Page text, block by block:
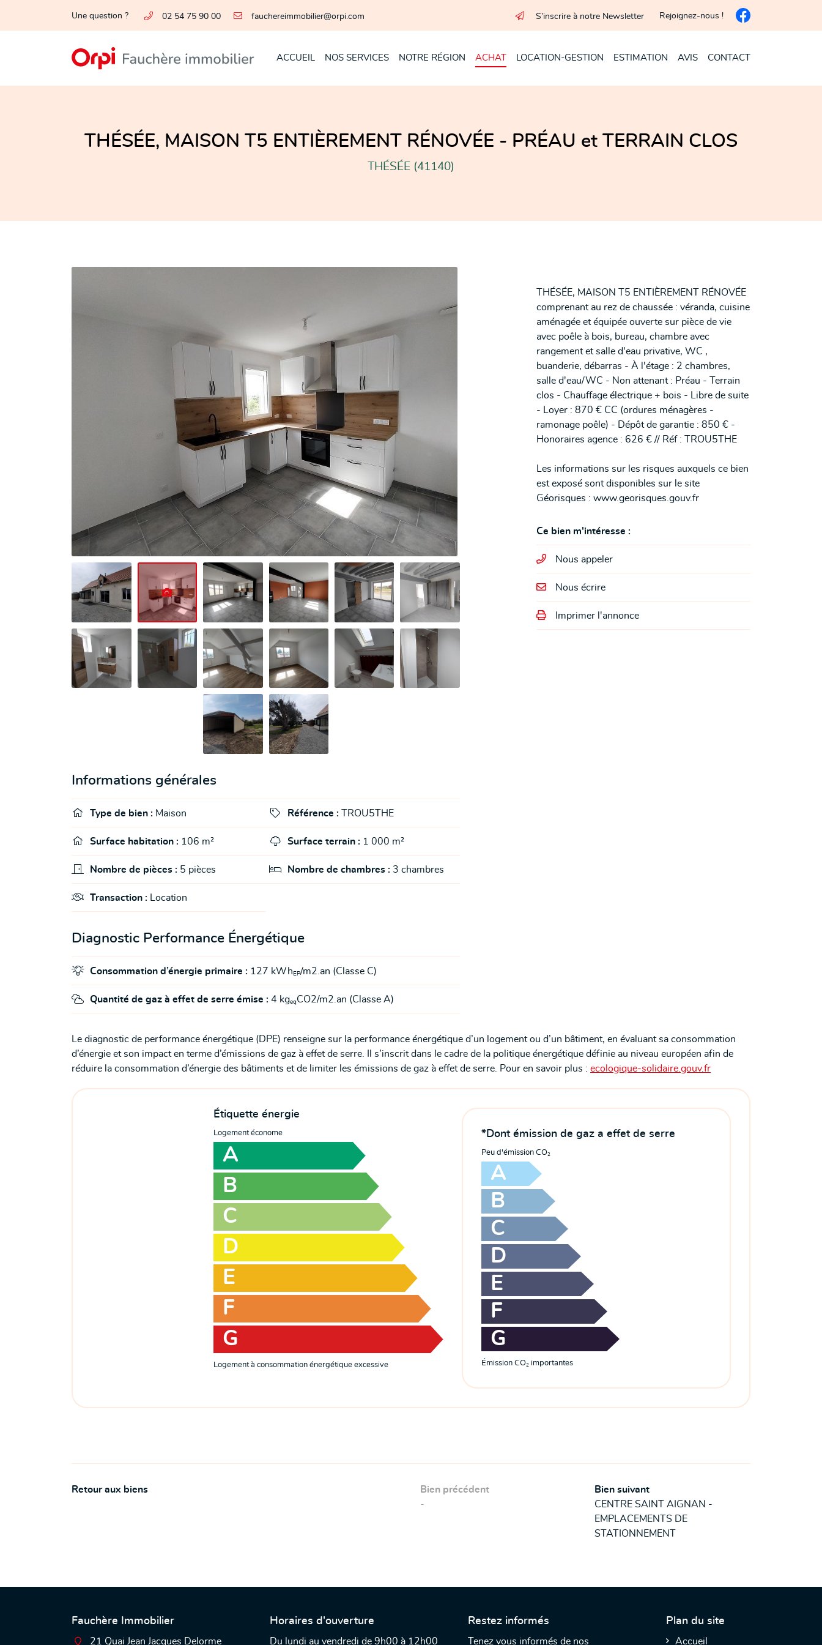
Une question ? 02 54 75 90 00 S’inscrire à notre Newsletter Rejoignez-nous !
ACCUEIL NOS SERVICES NOTRE RÉGION ACHAT LOCATION-GESTION ESTIMATION AVIS CONTACT
02 54 75 90 00
l'adresse email indiqué ci-dessus. Vous pouvez vous désinscrire à tout moment en
THÉSÉE, MAISON T5 ENTIÈREMENT RÉNOVÉE - PRÉAU et TERRAIN CLOS
THÉSÉE (41140)
THÉSÉE, MAISON T5 ENTIÈREMENT RÉNOVÉE
comprenant au rez de chaussée : véranda, cuisine
aménagée et équipée ouverte sur pièce de vie
avec poêle à bois, bureau, chambre avec
rangement et salle d'eau privative, WC ,
buanderie, débarras - À l'étage : 2 chambres,
salle d'eau/WC - Non attenant : Préau - Terrain
clos - Chauffage électrique + bois - Libre de suite
- Loyer : 870 € CC (ordures ménagères -
ramonage poêle) - Dépôt de garantie : 850 € -
Honoraires agence : 626 € // Réf : TROU5THE
Les informations sur les risques auxquels ce bien
est exposé sont disponibles sur le site
Géorisques : www.georisques.gouv.fr
Ce bien m'intéresse :
Nous appeler
Nous écrire
Imprimer l'annonce
Informations générales
 Type de bien : Maison  Référence : TROU5THE
 Surface habitation : 106 m²  Surface terrain : 1 000 m²
 Nombre de pièces : 5 pièces  Nombre de chambres : 3 chambres
 Transaction : Location
Diagnostic Performance Énergétique
 Consommation d’énergie primaire : 127 kWh EP/m2.an (Classe C)
 Quantité de gaz à effet de serre émise : 4 kgeq CO2/m2.an (Classe A)
Le diagnostic de performance énergétique (DPE) renseigne sur la performance énergétique d’un logement ou d’un bâtiment, en évaluant sa consommation
d’énergie et son impact en terme d’émissions de gaz à effet de serre. Il s’inscrit dans le cadre de la politique énergétique définie au niveau européen afin de
réduire la consommation d’énergie des bâtiments et de limiter les émissions de gaz à effet de serre. Pour en savoir plus : ecologique-solidaire.gouv.fr
Étiquette énergie
Logement économe
A
B
C
D
E
F
G
Logement à consommation énergétique excessive
*Dont émission de gaz a effet de serre
Peu d'émission CO2
A
B
C
D
E
F
G
Émission CO2 importantes
Retour aux biens
Bien précédent
-
Bien suivant
CENTRE SAINT AIGNAN -
EMPLACEMENTS DE
STATIONNEMENT
Fauchère Immobilier
21 Quai Jean Jacques Delorme
Horaires d'ouverture
Du lundi au vendredi de 9h00 à 12h00
Restez informés
Tenez vous informés de nos
Plan du site
Accueil